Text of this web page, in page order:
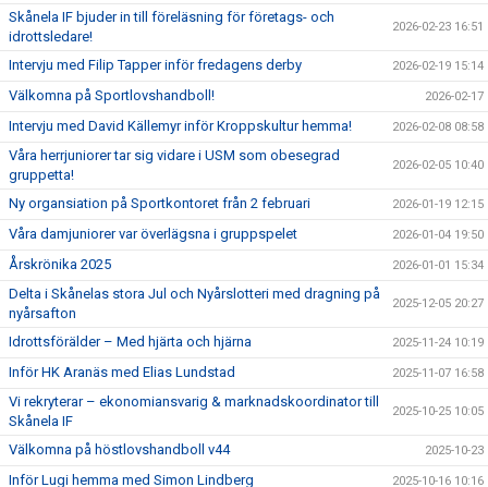
Skånela IF bjuder in till föreläsning för företags- och
idrottsledare!
2026-02-23 16:51
Intervju med Filip Tapper inför fredagens derby 2026-02-19 15:14
Välkomna på Sportlovshandboll! 2026-02-17
Intervju med David Källemyr inför Kroppskultur hemma! 2026-02-08 08:58
Våra herrjuniorer tar sig vidare i USM som obesegrad
gruppetta!
2026-02-05 10:40
Ny organsiation på Sportkontoret från 2 februari 2026-01-19 12:15
Våra damjuniorer var överlägsna i gruppspelet 2026-01-04 19:50
Årskrönika 2025 2026-01-01 15:34
Delta i Skånelas stora Jul och Nyårslotteri med dragning på
nyårsafton
2025-12-05 20:27
Idrottsförälder – Med hjärta och hjärna 2025-11-24 10:19
Inför HK Aranäs med Elias Lundstad 2025-11-07 16:58
Vi rekryterar – ekonomiansvarig & marknadskoordinator till
Skånela IF
2025-10-25 10:05
Välkomna på höstlovshandboll v44 2025-10-23
Inför Lugi hemma med Simon Lindberg 2025-10-16 10:16